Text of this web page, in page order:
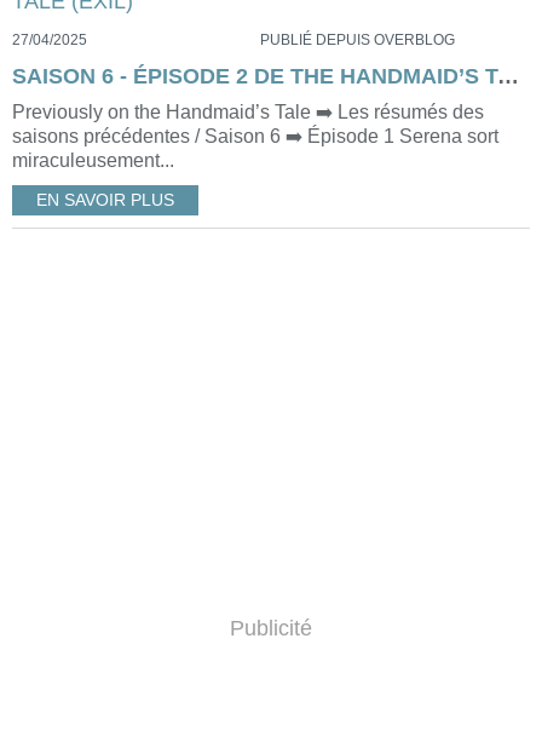
27/04/2025 PUBLIÉ DEPUIS OVERBLOG
SAISON 6 - ÉPISODE 2 DE THE HANDMAID’S TALE (EXIL)
Previously on the Handmaid’s Tale ➡️ Les résumés des
saisons précédentes / Saison 6 ➡️ Épisode 1 Serena sort
miraculeusement...
EN SAVOIR PLUS
Publicité